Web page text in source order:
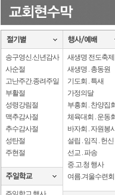
송구영신.신년감사
사순절
고난주간.종려주일
부활절
성령강림절
맥추감사절
추수감사절
성탄절
주현절
새생명 전도축제
새생명 . 총동원
기도회 . 특새
가정의달
부흥회 . 찬양집회
체육대회 . 운동회
바자회 . 자원봉
설립 . 임직 . 헌신
선교 . 파송
중.고.청 행사
여름.겨울수련회